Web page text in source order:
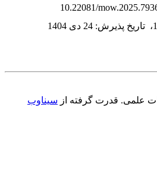
10.22081/
، تاریخ پذیرش: 24 دی 1404
علمی. قدرت گرفته از سیناوب